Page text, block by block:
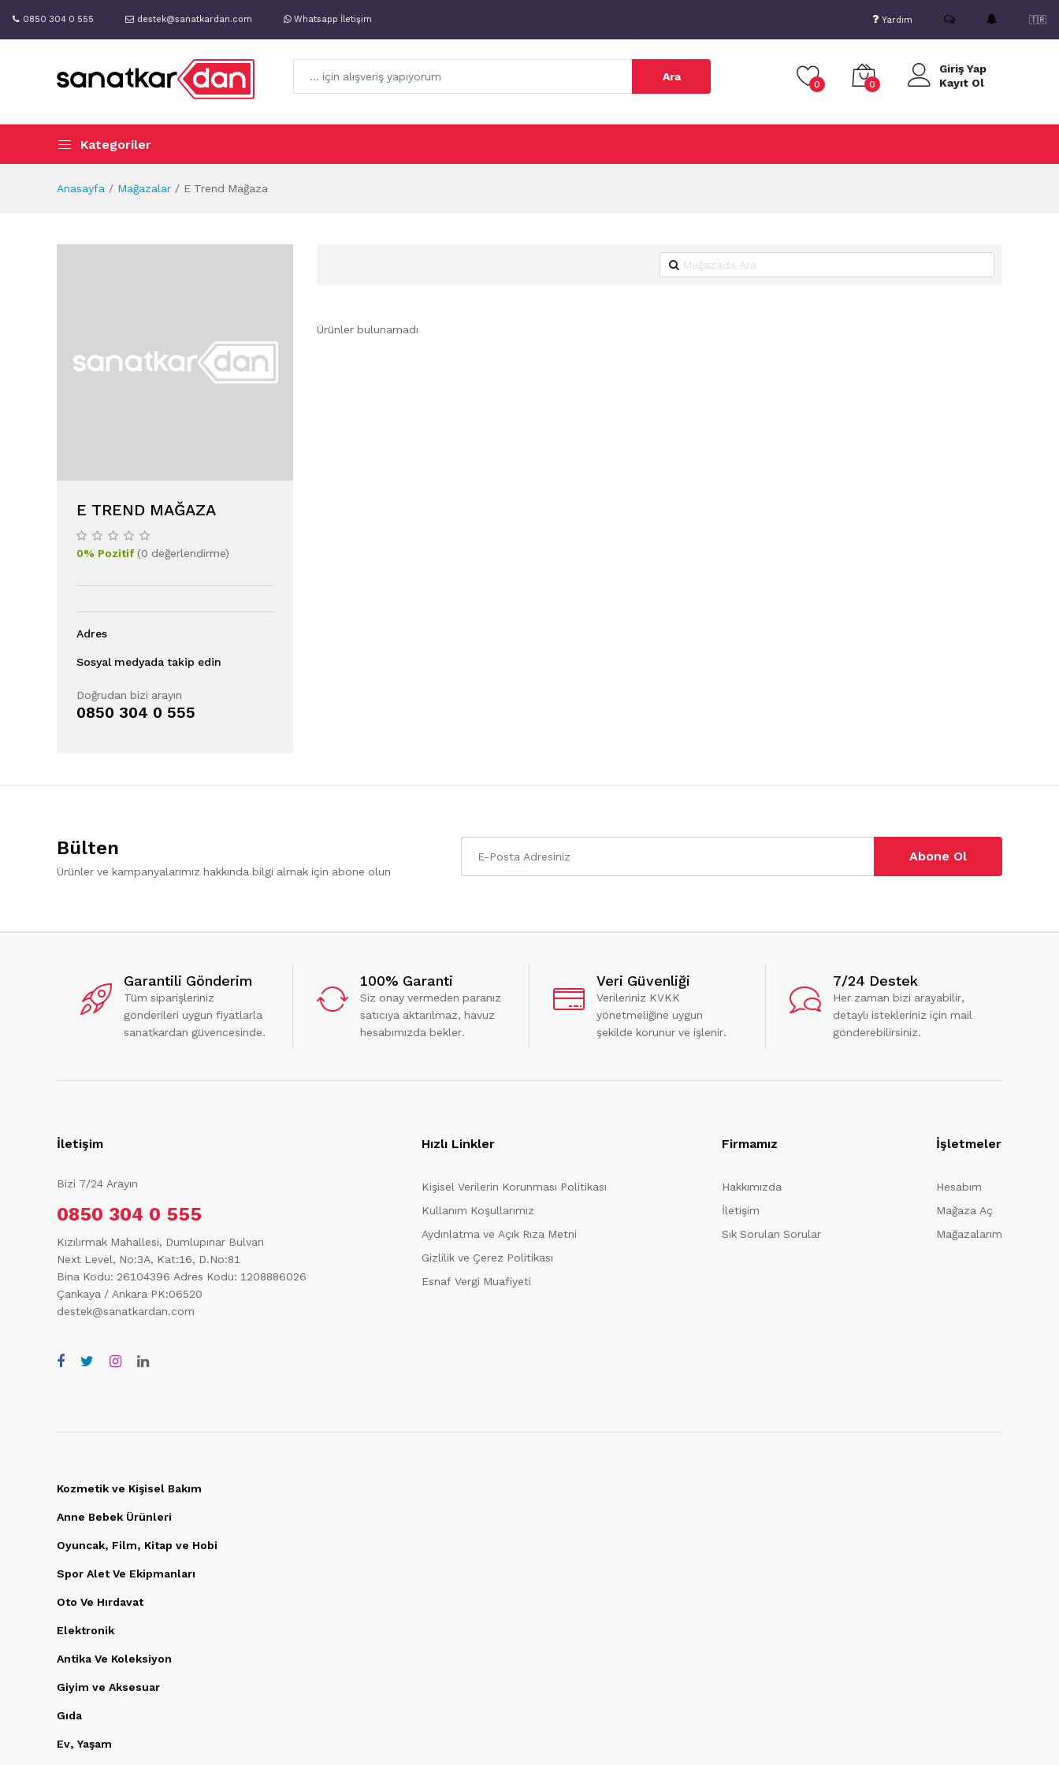
0850 304 0 555 destek@sanatkardan.com Whatsapp İletişim Yardım 🇹🇷
Ara
0 0
Giriş Yap
Kayıt Ol
Kategoriler
Anasayfa Mağazalar E Trend Mağaza
E TREND MAĞAZA
0% Pozitif(0 değerlendirme)
Adres
Sosyal medyada takip edin
Doğrudan bizi arayın
0850 304 0 555
Ürünler bulunamadı
Bülten
Ürünler ve kampanyalarımız hakkında bilgi almak için abone olun
Abone Ol
Garantili Gönderim
Tüm siparişleriniz
gönderileri uygun fiyatlarla
sanatkardan güvencesinde.
100% Garanti
Siz onay vermeden paranız
satıcıya aktarılmaz, havuz
hesabımızda bekler.
Veri Güvenliği
Verileriniz KVKK
yönetmeliğine uygun
şekilde korunur ve işlenir.
7/24 Destek
Her zaman bizi arayabilir,
detaylı istekleriniz için mail
gönderebilirsiniz.
İletişim
Bizi 7/24 Arayın
0850 304 0 555
Kızılırmak Mahallesi, Dumlupınar Bulvarı
Next Level, No:3A, Kat:16, D.No:81
Bina Kodu: 26104396 Adres Kodu: 1208886026
Çankaya / Ankara PK:06520
destek@sanatkardan.com
Hızlı Linkler
Kişisel Verilerin Korunması Politikası
Kullanım Koşullarımız
Aydınlatma ve Açık Rıza Metni
Gizlilik ve Çerez Politikası
Esnaf Vergi Muafiyeti
Firmamız
Hakkımızda
İletişim
Sık Sorulan Sorular
İşletmeler
Hesabım
Mağaza Aç
Mağazalarım
Kozmetik ve Kişisel Bakım
Anne Bebek Ürünleri
Oyuncak, Film, Kitap ve Hobi
Spor Alet Ve Ekipmanları
Oto Ve Hırdavat
Elektronik
Antika Ve Koleksiyon
Giyim ve Aksesuar
Gıda
Ev, Yaşam